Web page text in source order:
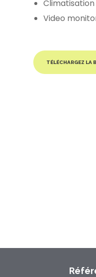
Video
TÉLÉCHARGEZ LA